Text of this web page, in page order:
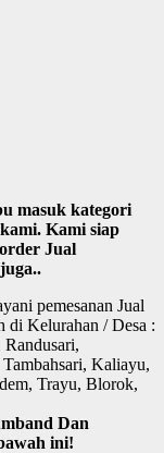
masuk kategori
Kami siap
Jual
pemesanan Jual
di Kelurahan / Desa :
Kaliayu,
Trayu, Blorok,
Dan
ini!